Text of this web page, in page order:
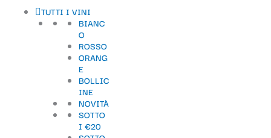
TUTTI I VINI
BIANC
O
ROSSO
ORANG
E
BOLLIC
INE
NOVITÀ
SOTTO
I €20